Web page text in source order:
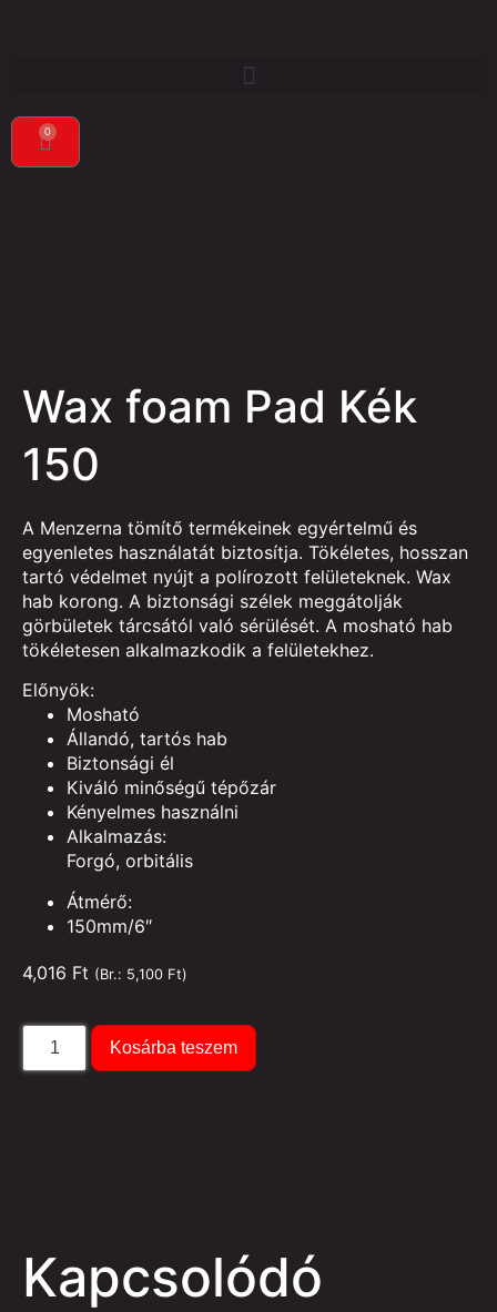
0
Wax foam Pad Kék
150
A Menzerna tömítő termékeinek egyértelmű és
egyenletes használatát biztosítja. Tökéletes, hosszan
tartó védelmet nyújt a polírozott felületeknek. Wax
hab korong. A biztonsági szélek meggátolják
görbületek tárcsától való sérülését. A mosható hab
tökéletesen alkalmazkodik a felületekhez.
Előnyök:
Mosható
Állandó, tartós hab
Biztonsági él
Kiváló minőségű tépőzár
Kényelmes használni
Alkalmazás:
Forgó, orbitális
Átmérő:
150mm/6″
4,016 Ft (Br.: 5,100 Ft)
Kosárba teszem
Kapcsolódó